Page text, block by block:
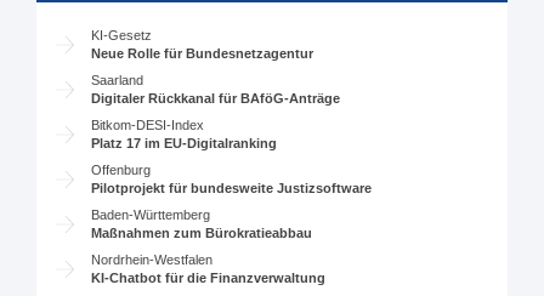
KI-Gesetz
Neue Rolle für Bundesnetzagentur
Saarland
Digitaler Rückkanal für BAföG-Anträge
Bitkom-DESI-Index
Platz 17 im EU-Digitalranking
Offenburg
Pilotprojekt für bundesweite Justizsoftware
Baden-Württemberg
Maßnahmen zum Bürokratieabbau
Nordrhein-Westfalen
KI-Chatbot für die Finanzverwaltung